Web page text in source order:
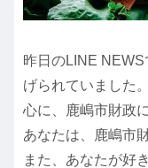
昨日のLINE
げられていました
心に、鹿嶋市財政
あなたは、鹿嶋市
また、あなたが好